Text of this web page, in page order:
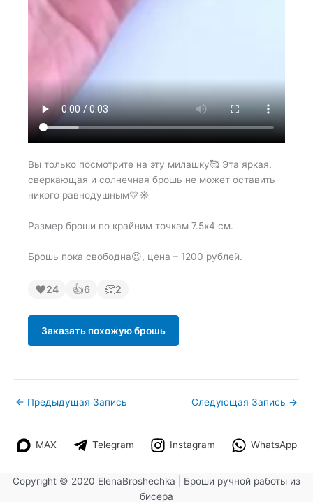
Вы только посмотрите на эту милашку🥰 Эта яркая,
сверкающая и солнечная брошь не может оставить
никого равнодушным💛☀️
Размер броши по крайним точкам 7.5х4 см.
Брошь пока свободна😉, цена – 1200 рублей.
❤24 👍6 👏2
Заказать похожую брошь
← Предыдущая Запись Следующая Запись →
MAX Telegram Instagram WhatsApp
Copyright © 2020 ElenaBroshechka | Броши ручной работы из
бисера